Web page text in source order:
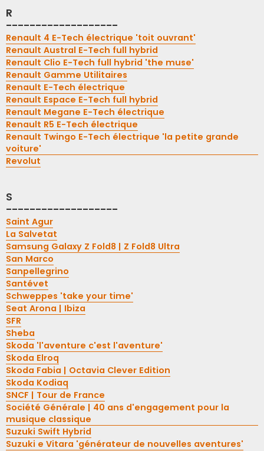
R
-------------------
Renault 4 E-Tech électrique 'toit ouvrant'
Renault Austral E-Tech full hybrid
Renault Clio E-Tech full hybrid 'the muse'
Renault Gamme Utilitaires
Renault E-Tech électrique
Renault Espace E-Tech full hybrid
Renault Megane E-Tech électrique
Renault R5 E-Tech électrique
Renault Twingo E-Tech électrique 'la petite grande
voiture'
Revolut
S
-------------------
Saint Agur
La Salvetat
Samsung Galaxy Z Fold8 | Z Fold8 Ultra
San Marco
Sanpellegrino
Santévet
Schweppes 'take your time'
Seat Arona | Ibiza
SFR
Sheba
Skoda 'l'aventure c'est l'aventure'
Skoda Elroq
Skoda Fabia | Octavia Clever Edition
Skoda Kodiaq
SNCF | Tour de France
Société Générale | 40 ans d'engagement pour la
musique classique
Suzuki Swift Hybrid
Suzuki e Vitara 'générateur de nouvelles aventures'